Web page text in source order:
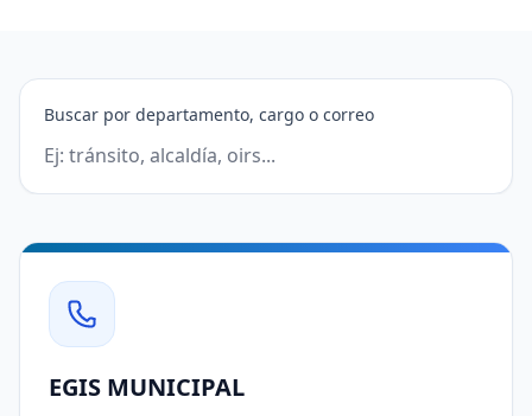
Buscar por departamento, cargo o correo
EGIS MUNICIPAL